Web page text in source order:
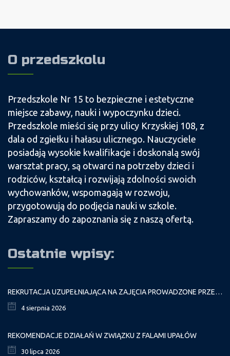
O przedszkolu
Przedszkole Nr 15 to bezpieczne i estetyczne
miejsce zabawy, nauki i wypoczynku dzieci.
Przedszkole mieści się przy ulicy Krzyskiej 108, z
dala od zgiełku i hałasu ulicznego. Nauczyciele
posiadają wysokie kwalifikacje i doskonalą swój
warsztat pracy, są otwarci na potrzeby dzieci i
rodziców, kształcą i rozwijają zdolności swoich
wychowanków, wspomagają w rozwoju,
przygotowują do podjęcia nauki w szkole.
Zapraszamy do zapoznania się z naszą ofertą.
Ostatnie wpisy:
REKRUTACJA UZUPEŁNIAJĄCA NA ZAJĘCIA PROWADZONE PRZEZ PAŁAC MŁODZIEŻY W ROKU SZKOLNYM 2026/2027
4 sierpnia 2026
REKOMENDACJE DZIAŁAŃ W ZWIĄZKU Z FALAMI UPAŁÓW
30 lipca 2026